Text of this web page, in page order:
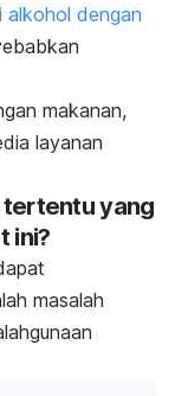
alkohol dengan
makanan,
layanan
tertentu yang
ini?
masalah